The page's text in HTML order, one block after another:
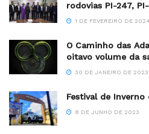
rodovias PI-247,
1 DE FEVEREIRO DE 2024
O Caminho das
oitavo volume da
30 DE JANEIRO DE 2023
Festival de
8 DE JUNHO DE 2023